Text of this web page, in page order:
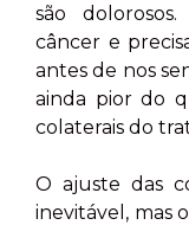
são
câncer e
antes de nos
ainda pior do
colaterais do
O ajuste das
inevitável, mas